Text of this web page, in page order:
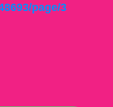
page/3